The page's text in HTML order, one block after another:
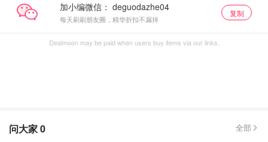
加小编微信：
每天刷刷朋友圈，精华折扣不漏掉
复制
Dealmoon may be paid when users buy items via our links.
问大家0 全部